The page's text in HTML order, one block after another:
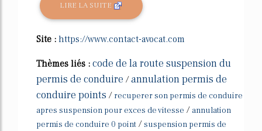
LIRE LA SUITE
Site : https://www.contact-avocat.com
Thèmes liés : code de la route suspension du
permis de conduire /annulation permis de
conduire points / recuperer son permis de conduire
apres suspension pour exces de vitesse / annulation
permis de conduire 0 point /suspension permis de